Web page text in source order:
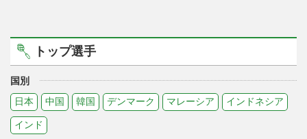
トップ選手
国別
日本
中国 韓国 デンマーク マレーシア インドネシア
インド